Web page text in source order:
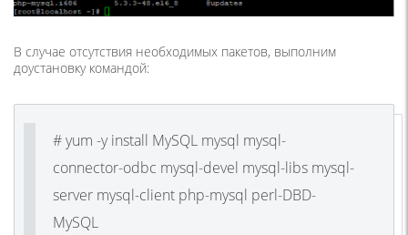
В случае отсутствия необходимых пакетов, выполним
доустановку командой:
# yum -y install MySQL mysql mysql-
connector-odbc mysql-devel mysql-libs mysql-
server mysql-client php-mysql perl-DBD-
MySQL